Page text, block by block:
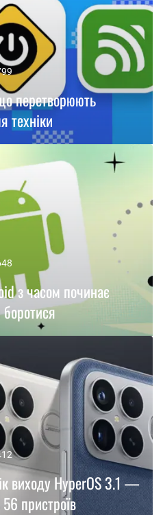
перетворюють
техніки
з часом починає
виходу HyperOS 3.1 —
пристроїв